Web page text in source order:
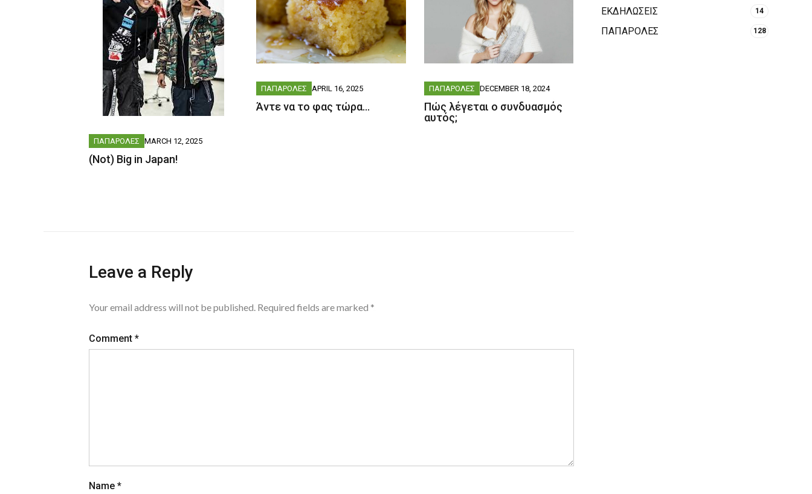
ΠΑΠΑΡΟΛΕΣ MARCH 12, 2025
(Not) Big in Japan!
ΠΑΠΑΡΟΛΕΣ APRIL 16, 2025
Άντε να το φας τώρα…
ΠΑΠΑΡΟΛΕΣ DECEMBER 18, 2024
Πώς λέγεται ο συνδυασμός
αυτός;
Leave a Reply
Your email address will not be published. Required fields are marked *
Comment *
Name *
ΕΚΔΗΛΩΣΕΙΣ 14
ΠΑΠΑΡΟΛΕΣ 128